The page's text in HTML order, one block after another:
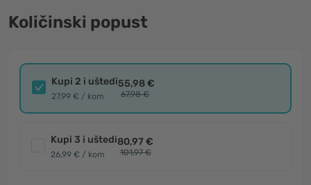
Količinski popust
Kupi 2 i uštedi
27,99 € / kom
55,98 €
67,98 €
Kupi 3 i uštedi
26,99 € / kom
80,97 €
101,97 €